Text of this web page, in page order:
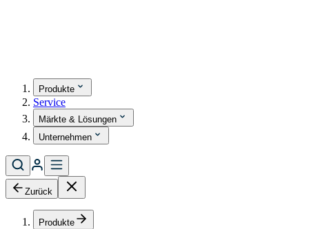
Produkte
Service
Märkte & Lösungen
Unternehmen
Zurück
Produkte